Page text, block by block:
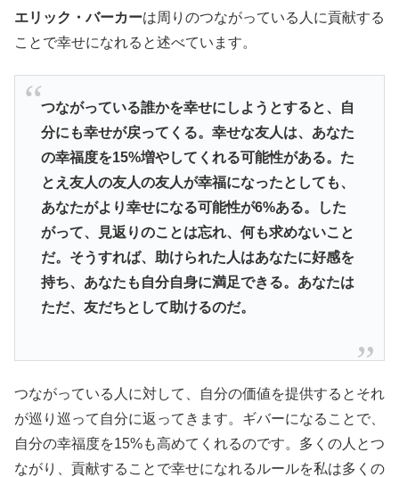
エリック・バーカーは周りのつながっている人に貢献する
ことで幸せになれると述べています。
つながっている誰かを幸せにしようとすると、自
分にも幸せが戻ってくる。幸せな友人は、あなた
の幸福度を15%増やしてくれる可能性がある。た
とえ友人の友人の友人が幸福になったとしても、
あなたがより幸せになる可能性が6%ある。した
がって、見返りのことは忘れ、何も求めないこと
だ。そうすれば、助けられた人はあなたに好感を
持ち、あなたも自分自身に満足できる。あなたは
ただ、友だちとして助けるのだ。
つながっている人に対して、自分の価値を提供するとそれ
が巡り巡って自分に返ってきます。ギバーになることで、
自分の幸福度を15%も高めてくれるのです。多くの人とつ
ながり、貢献することで幸せになれるルールを私は多くの